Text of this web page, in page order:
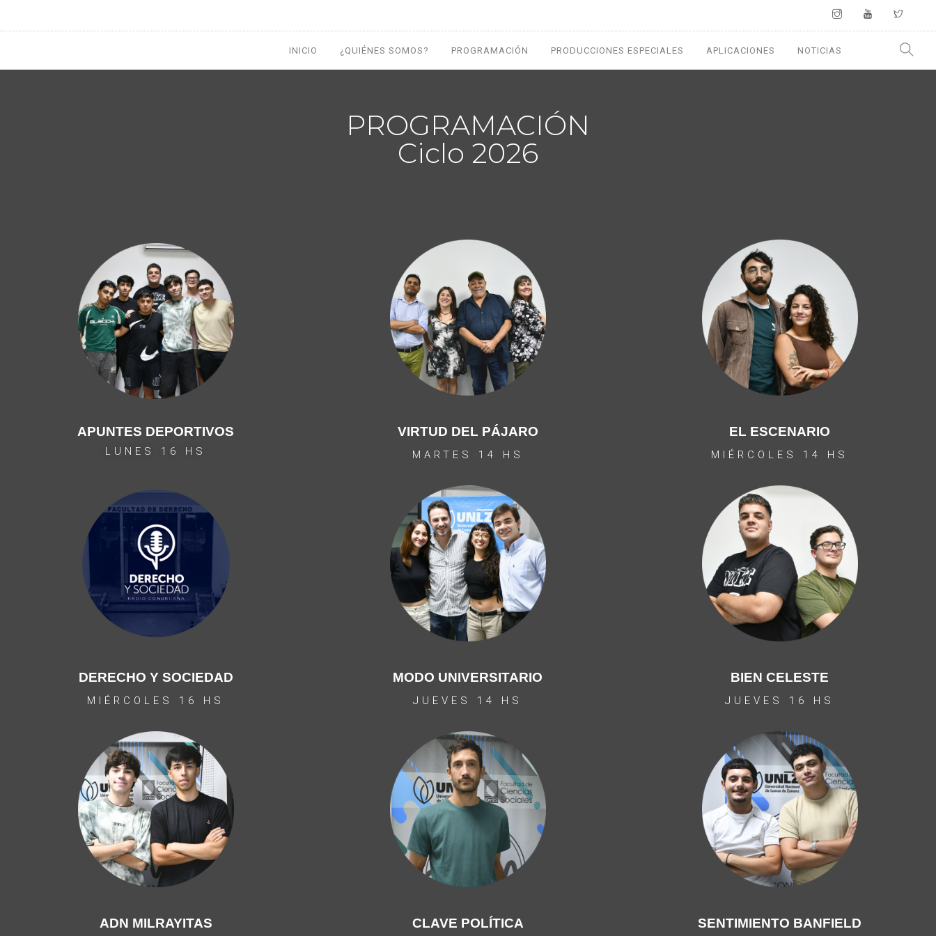
INICIO ¿QUIÉNES SOMOS? PROGRAMACIÓN PRODUCCIONES ESPECIALES APLICACIONES NOTICIAS
PROGRAMACIÓN
Ciclo 2026
APUNTES DEPORTIVOS
LUNES 16 HS
VIRTUD DEL PÁJARO
MARTES 14 HS
EL ESCENARIO
MIÉRCOLES 14 HS
DERECHO Y SOCIEDAD
MIÉRCOLES 16 HS
MODO UNIVERSITARIO
JUEVES 14 HS
BIEN CELESTE
JUEVES 16 HS
ADN MILRAYITAS CLAVE POLÍTICA SENTIMIENTO BANFIELD